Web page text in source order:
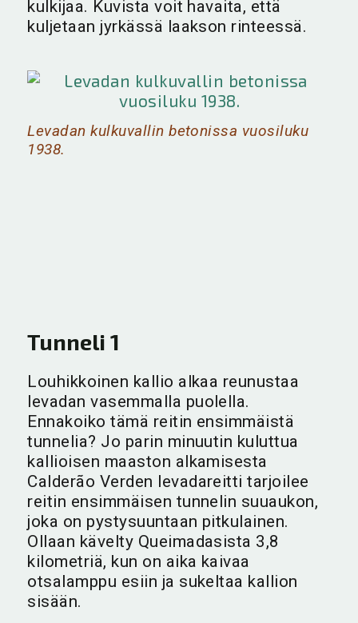
kulkijaa. Kuvista voit havaita, että
kuljetaan jyrkässä laakson rinteessä.
Levadan kulkuvallin betonissa vuosiluku
1938.
Tunneli 1
Louhikkoinen kallio alkaa reunustaa
levadan vasemmalla puolella.
Ennakoiko tämä reitin ensimmäistä
tunnelia? Jo parin minuutin kuluttua
kallioisen maaston alkamisesta
Calderão Verden levadareitti tarjoilee
reitin ensimmäisen tunnelin suuaukon,
joka on pystysuuntaan pitkulainen.
Ollaan kävelty Queimadasista 3,8
kilometriä, kun on aika kaivaa
otsalamppu esiin ja sukeltaa kallion
sisään.